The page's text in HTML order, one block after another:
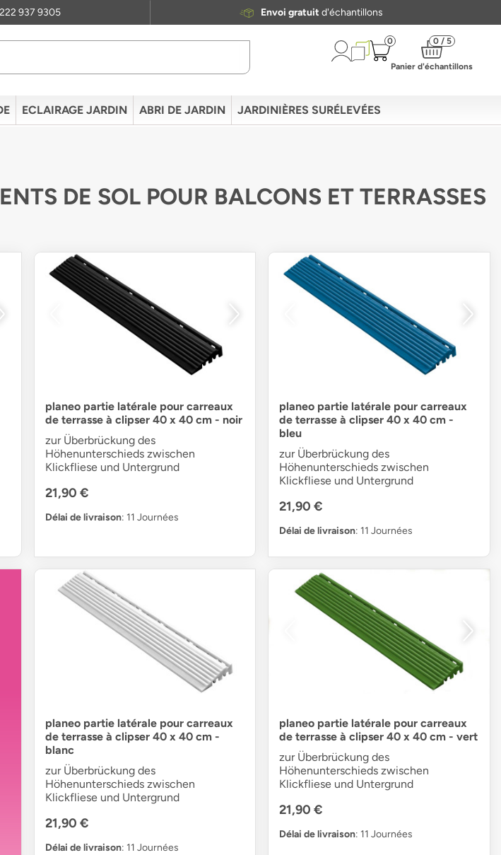
937 9305 Envoi gratuitd'échantillons
0 0 / 5
Panier d'échantillons
ECLAIRAGE JARDIN ABRI DE JARDIN JARDINIÈRES SURÉLEVÉES
DE SOL POUR BALCONS ET TERRASSES
planeo partie latérale pour carreaux
de terrasse à clipser 40 x 40 cm - noir
zur Überbrückung des
Höhenunterschieds zwischen
Klickfliese und Untergrund
21,90 €
Délai de livraison: 11 Journées
planeo partie latérale pour carreaux
de terrasse à clipser 40 x 40 cm -
bleu
zur Überbrückung des
Höhenunterschieds zwischen
Klickfliese und Untergrund
21,90 €
Délai de livraison: 11 Journées
planeo partie latérale pour carreaux
de terrasse à clipser 40 x 40 cm -
blanc
zur Überbrückung des
Höhenunterschieds zwischen
Klickfliese und Untergrund
21,90 €
Délai de livraison: 11 Journées
planeo partie latérale pour carreaux
de terrasse à clipser 40 x 40 cm - vert
zur Überbrückung des
Höhenunterschieds zwischen
Klickfliese und Untergrund
21,90 €
Délai de livraison: 11 Journées